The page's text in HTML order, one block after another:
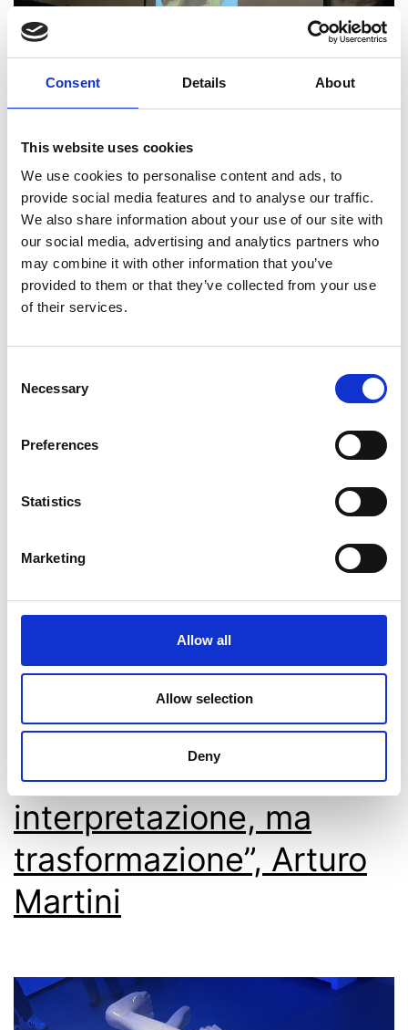
Consent Details About
This website uses cookies
We use cookies to personalise content and ads, to
provide social media features and to analyse our traffic.
We also share information about your use of our site with
our social media, advertising and analytics partners who
may combine it with other information that you’ve
provided to them or that they’ve collected from your use
of their services.
Selection
Necessary
Preferences
Statistics
Marketing
Allow all
Allow selection
Deny
febbraio si è svolta alla Società Letteraria di
parte del ciclo I Martedì della Cignaroli, in
collaborazione con l’Accademia delle Belle
Arti Cignaroli di Verona, iniziato lo scorso
14 gennaio. La conferenza Le pittrici
veronesi tra XVI e XVIII secolo: la famiglia,…
Continua a leggere
PubblicatoMarzo 14, 2025
Approfondimenti , Arte
“L’arte non è
interpretazione, ma
trasformazione”, Arturo
Martini